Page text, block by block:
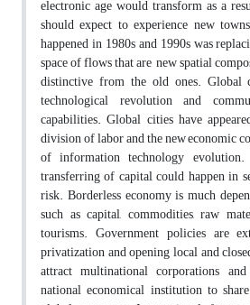
electronic age would transform as a
should expect to experience new
happened in 1980s and 1990s was
space of flows that are new spatial
distinctive from the old ones.
technological revolution and
capabilities. Global cities have
division of labor and the new economic
of information technology evolution.
transferring of capital could happen in
risk. Borderless economy is much
such as capital, commodities, raw
tourisms. Government policies are
privatization and opening local and
attract multinational corporations
national economical institution to